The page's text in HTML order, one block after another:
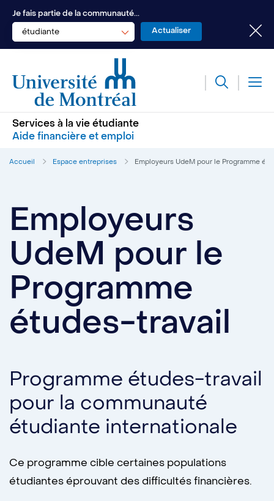
Je fais partie de la communauté...
étudiante
Services à la vie étudiante
Aide financière et emploi
Accueil Espace entreprises Employeurs UdeM pour le Programme
Employeurs
UdeM pour le
Programme
études-travail
Programme études-travail
pour la communauté
étudiante internationale
Ce programme cible certaines populations
étudiantes éprouvant des difficultés financières.